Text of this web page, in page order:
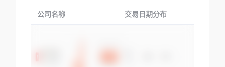
公司名称 交易日期分布